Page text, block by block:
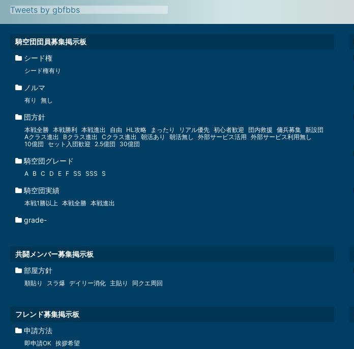
Tweets by gbfbbs
騎空団団員募集掲示板
シード権
シード権有り
ノルマ
有り 無し
団方針
本戦全勝 本戦勝利 本戦進出 自由 HL攻略 まったり リアル優先 初心者歓迎 団内救援 傭兵募集 新設団
Aクラス進出
Bクラス進出 Cクラス進出 朝活あり 朝活無し 外部サービス活用 外部サービス利用無し
10億団 セット入団歓迎 2.5億団 30億団
騎空団グレード
A B C D E F SS SSS S
騎空団実績
本戦1勝以上 本戦全勝 本戦進出
grade-
共闘メンバー募集掲示板
部屋方針
順貼り スラ爆 デイリー消化 主貼り 同クエ周回
フレンド募集掲示板
申請方法
即申請OK 挨拶希望